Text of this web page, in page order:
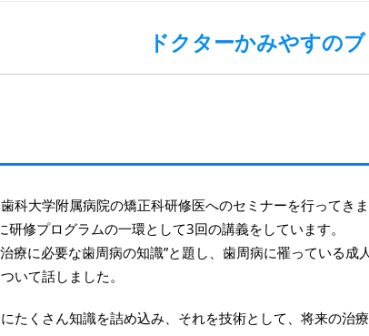
ドクターかみやすの
科大学附属病院の矯正科研修医へのセミナーを行ってきま
修プログラムの一環として3回の講義をしています。
療に必要な歯周病の知識”と題し、歯周病に罹っている成
いて話しました。
たくさん知識を詰め込み、それを技術として、将来の治